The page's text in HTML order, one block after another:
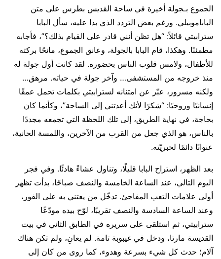
الجموع بـجولة أخيرة في ساحة القديس بطرس على متن
الباباموبيلي. ورغم بعض التردد الذي بدا عليه، سأل البابا
سترابيتي قائلاً: “هل تظن أنني قادر على القيام بذلك؟”، فأجابه
مطمئنًا. وهكذا، قام البابا بالجولة، وعانق الجموع، مانحًا بركته
للأطفال، ولامس قلوب الناس بحضوره. لقد كانت أول جولة له
منذ خروجه من المستشفى… وآخر جولة في حياته. مرهق…
ولكنه مسرور، عبّر عن امتنانه لسترابيتي بكلمات تحمل عمقًا
إنسانيًا وروحيًا: “شكرًا لأنك أعدتني إلى الساحة”، وكأنما كان
بحاجة، في نهاية الطريق، إلى تلك اللحظة التي تجمعه مجددًا
بالناس، هو الذي جعل من القرب من الآخرين، واللمسة الحانية،
عنوانًا دائمًا لحبريّته.
بعد الظهر، استراح البابا قليلًا، وتناول عشاءً هادئًا. وفي فجر
اليوم التالي، عند الساعة الخامسة والنصف صباحًا، بدأت تظهر
أولى علامات التعب المفاجئ. تدخّل من يعتني به على الفور،
وعند الساعة السادسة والنصف تقريبًا، لوّح بيده مودّعًا
سترابيتي، ثم استلقى على سريره في الطابق الثاني في بيت
القديسة مارتا، ودخل في غيبوبة تامة. لم يعانِ، ولم تكن هناك
آلام؛ حدث كل شيء بسرعة وهدوء، كما روى من كان إلى